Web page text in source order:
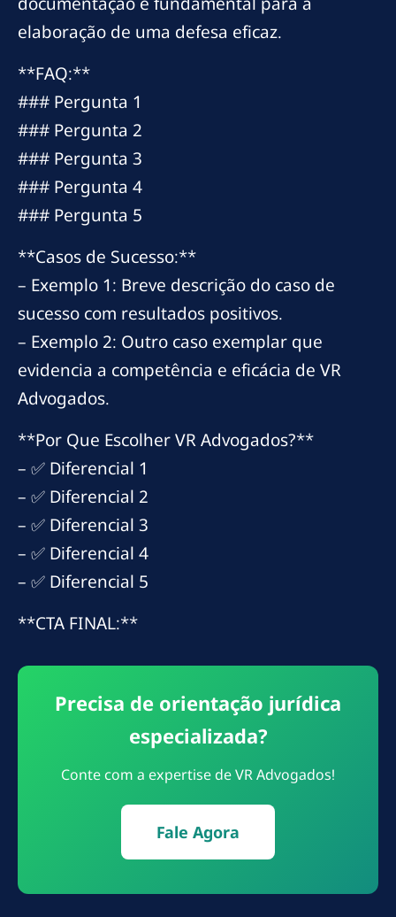
elaboração de uma defesa eficaz.
**FAQ:**
### Pergunta 1
### Pergunta 2
### Pergunta 3
### Pergunta 4
### Pergunta 5
**Casos de Sucesso:**
– Exemplo 1: Breve descrição do caso de
sucesso com resultados positivos.
– Exemplo 2: Outro caso exemplar que
evidencia a competência e eficácia de VR
Advogados.
**Por Que Escolher VR Advogados?**
– ✅ Diferencial 1
– ✅ Diferencial 2
– ✅ Diferencial 3
– ✅ Diferencial 4
– ✅ Diferencial 5
**CTA FINAL:**
Precisa de orientação jurídica
especializada?
Conte com a expertise de VR Advogados!
Fale Agora